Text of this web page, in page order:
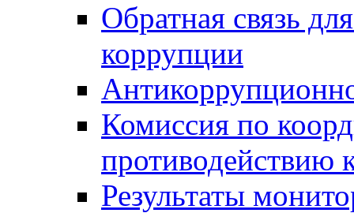
Обратная связь
коррупции
Комиссия по
противодействию
Результаты